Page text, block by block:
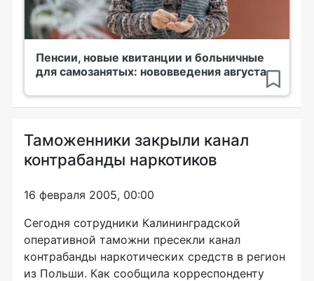
Пенсии, новые квитанции и больничные
для самозанятых: нововведения августа
Таможенники закрыли канал
контрабанды наркотиков
16 февраля 2005, 00:00
Сегодня сотрудники Калининградской
оперативной таможни пресекли канал
контрабанды наркотических средств в регион
из Польши. Как сообщила корреспонденту